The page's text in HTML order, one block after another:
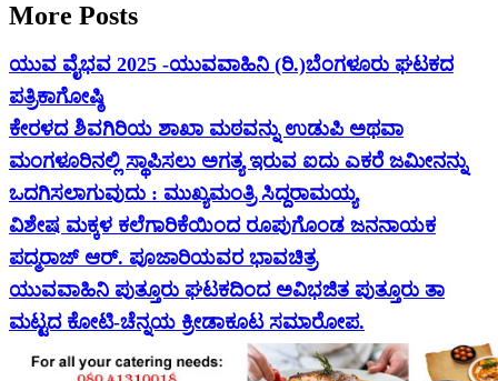
More Posts
ಯುವ ವೈಭವ 2025 -ಯುವವಾಹಿನಿ (ರಿ.)ಬೆಂಗಳೂರು ಘಟಕದ
ಪತ್ರಿಕಾಗೋಷ್ಠಿ
ಕೇರಳದ ಶಿವಗಿರಿಯ ಶಾಖಾ ಮಠವನ್ನು ಉಡುಪಿ ಅಥವಾ
ಮಂಗಳೂರಿನಲ್ಲಿ ಸ್ಥಾಪಿಸಲು ಅಗತ್ಯ ಇರುವ ಐದು ಎಕರೆ ಜಮೀನನ್ನು
ಒದಗಿಸಲಾಗುವುದು : ಮುಖ್ಯಮಂತ್ರಿ ಸಿದ್ದರಾಮಯ್ಯ
ವಿಶೇಷ ಮಕ್ಕಳ ಕಲೆಗಾರಿಕೆಯಿಂದ ರೂಪುಗೊಂಡ ಜನನಾಯಕ
ಪದ್ಮರಾಜ್ ಆರ್. ಪೂಜಾರಿಯವರ ಭಾವಚಿತ್ರ
ಯುವವಾಹಿನಿ ಪುತ್ತೂರು ಘಟಕದಿಂದ ಅವಿಭಜಿತ ಪುತ್ತೂರು ತಾ
ಮಟ್ಟದ ಕೋಟಿ-ಚೆನ್ನಯ ಕ್ರೀಡಾಕೂಟ ಸಮಾರೋಪ.